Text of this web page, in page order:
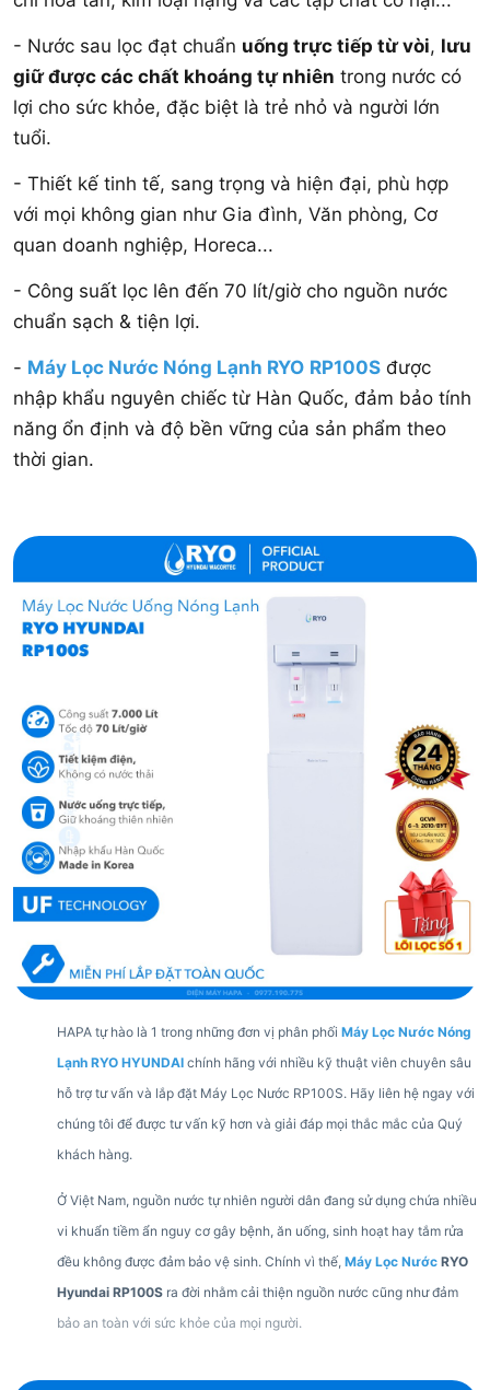
- Nước sau lọc đạt chuẩn uống trực tiếp từ vòi, lưu
giữ được các chất khoáng tự nhiên trong nước có
lợi cho sức khỏe, đặc biệt là trẻ nhỏ và người lớn
tuổi.
- Thiết kế tinh tế, sang trọng và hiện đại, phù hợp
với mọi không gian như Gia đình, Văn phòng, Cơ
quan doanh nghiệp, Horeca...
- Công suất lọc lên đến 70 lít/giờ cho nguồn nước
chuẩn sạch & tiện lợi.
- Máy Lọc Nước Nóng Lạnh RYO RP100S được
nhập khẩu nguyên chiếc từ Hàn Quốc, đảm bảo tính
năng ổn định và độ bền vững của sản phẩm theo
thời gian.
HAPA tự hào là 1 trong những đơn vị phân phối Máy Lọc Nước Nóng
Lạnh RYO HYUNDAI chính hãng với nhiều kỹ thuật viên chuyên sâu
hỗ trợ tư vấn và lắp đặt Máy Lọc Nước RP100S. Hãy liên hệ ngay với
chúng tôi để được tư vấn kỹ hơn và giải đáp mọi thắc mắc của Quý
khách hàng.
Ở Việt Nam, nguồn nước tự nhiên người dân đang sử dụng chứa nhiều
vi khuẩn tiềm ẩn nguy cơ gây bệnh, ăn uống, sinh hoạt hay tắm rửa
đều không được đảm bảo vệ sinh. Chính vì thế, Máy Lọc Nước RYO
Hyundai RP100S ra đời nhằm cải thiện nguồn nước cũng như đảm
bảo an toàn với sức khỏe của mọi người.